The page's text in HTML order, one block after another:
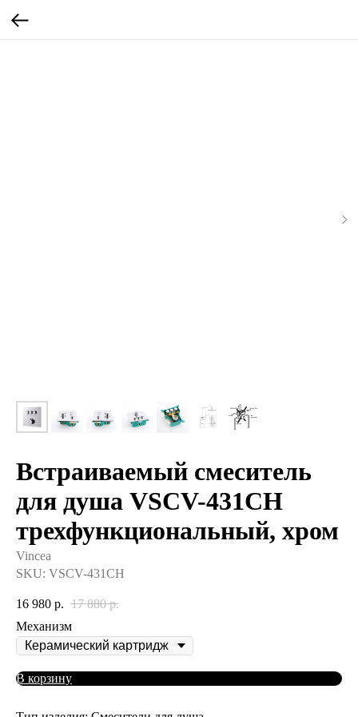
Встраиваемый смеситель
для душа VSCV-431CH
трехфункциональный, хром
Vincea
SKU: VSCV-431CH
16 980 р. 17 880 р.
Механизм
В корзину